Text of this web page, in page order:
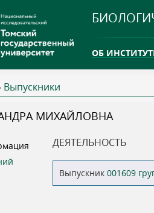
ОБ
ТГУ ОТКРЫЛ
Выпускники
МИХАЙЛОВНА
ДЕЯТЕЛЬНОСТЬ
Выпускник 001609